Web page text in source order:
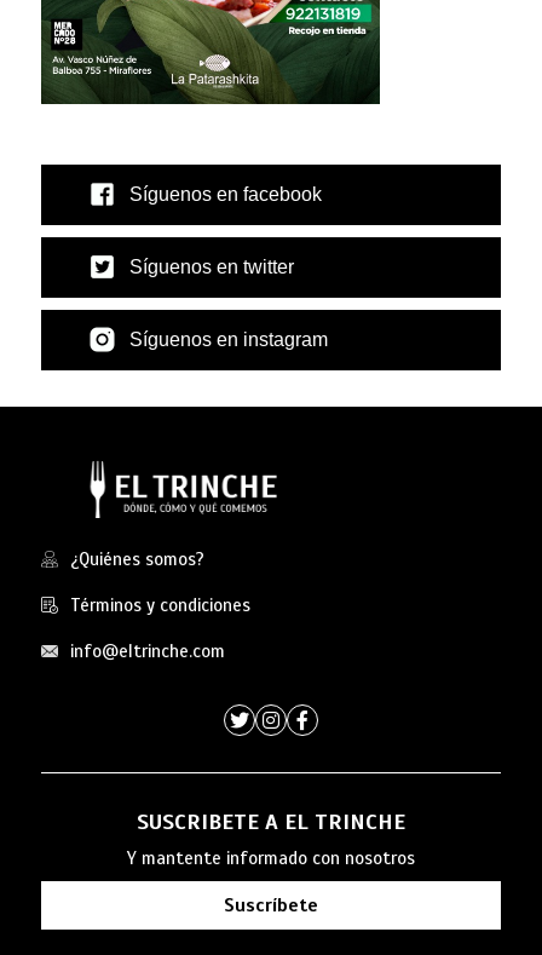
Síguenos en facebook
Síguenos en twitter
Síguenos en instagram
¿Quiénes somos?
Términos y condiciones
info@eltrinche.com
SUSCRIBETE A EL TRINCHE
Y mantente informado con nosotros
Suscríbete